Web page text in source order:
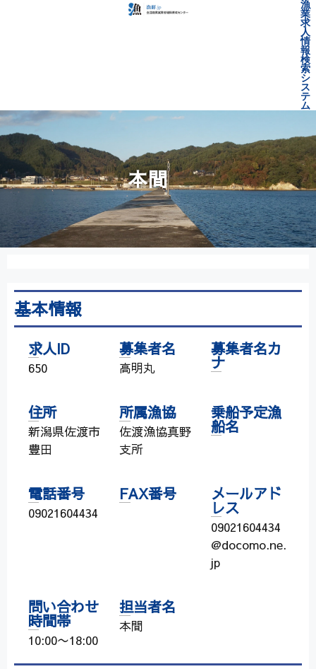
漁
業
求
人
情
報
検
索
シ
ス
テ
ム
本間
基本情報
求人ID
650
募集者名
高明丸
募集者名カ
ナ
住所
新潟県佐渡市
豊田
所属漁協
佐渡漁協真野
支所
乗船予定漁
船名
電話番号
09021604434
FAX番号 メールアド
レス
09021604434
@docomo.ne.
jp
問い合わせ
時間帯
10:00〜18:00
担当者名
本間